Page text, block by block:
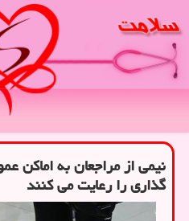
نیمی از مراجعان به اماکن
گذاری را رعایت می کنند